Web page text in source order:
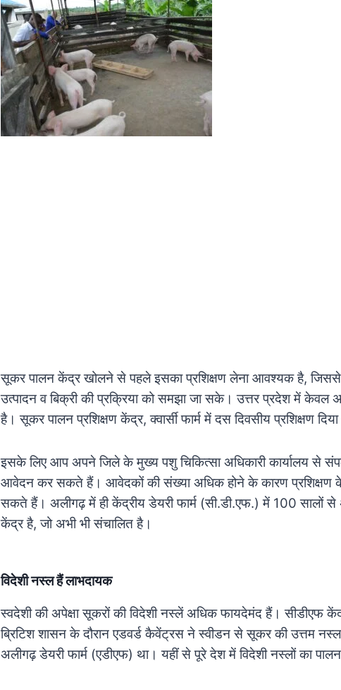
सूकर पालन केंद्र खोलने से पहले इसका प्रशिक्षण लेना आवश्यक है,
उत्पादन व बिक्री की प्रक्रिया को समझा जा सके। उत्तर प्रदेश में केवल
है। सूकर पालन प्रशिक्षण केंद्र, क्वार्सी फार्म में दस दिवसीय प्रशिक्षण
इसके लिए आप अपने जिले के मुख्य पशु चिकित्सा अधिकारी कार्यालय से
आवेदन कर सकते हैं। आवेदकों की संख्या अधिक होने के कारण प्रशिक्षण
सकते हैं। अलीगढ़ में ही केंद्रीय डेयरी फार्म (सी.डी.एफ.) में 100 सालों से
केंद्र है, जो अभी भी संचालित है।
विदेशी नस्ल हैं लाभदायक
स्वदेशी की अपेक्षा सूकरों की विदेशी नस्लें अधिक फायदेमंद हैं। सीडीएफ
ब्रिटिश शासन के दौरान एडवर्ड कैवेंट्रस ने स्वीडन से सूकर की उत्तम
अलीगढ़ डेयरी फार्म (एडीएफ) था। यहीं से पूरे देश में विदेशी नस्लों का